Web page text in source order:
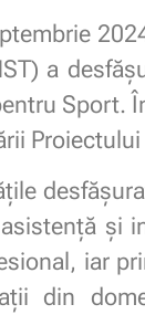
a
Sport.
și
iar
din